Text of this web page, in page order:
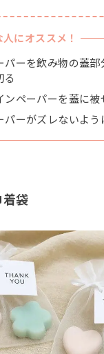
にオススメ！
パーを飲み物の蓋部
る
ンペーパーを蓋に被
パーがズレないよう
着袋